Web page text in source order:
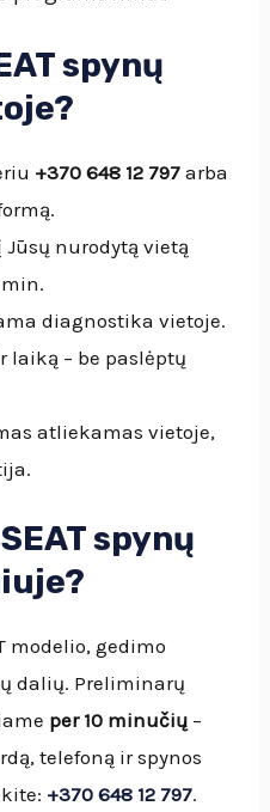
spynų
+370 648 12 797 arba
nurodytą vietą
diagnostika vietoje.
laiką – be paslėptų
atliekamas vietoje,
spynų
modelio, gedimo
dalių. Preliminarų
per 10 minučių –
telefoną ir spynos
+370 648 12 797.